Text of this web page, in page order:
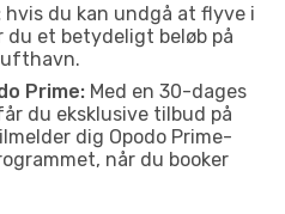
hvis du kan undgå at flyve i
du et betydeligt beløb på
Prime: Med en 30-dages
du eksklusive tilbud på
dig Opodo Prime-
når du booker